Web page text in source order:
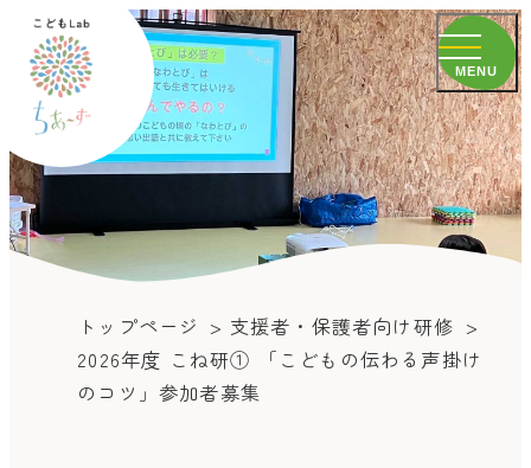
MENU
トップページ
支援者・保護者向け研修
2026年度 こね研① 「こどもの伝わる声掛け
のコツ」参加者募集